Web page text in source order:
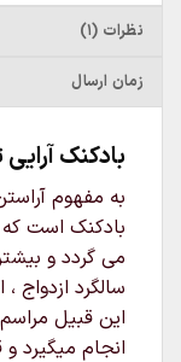
نظرات (1)
زمان ارسال
بادکنک
به مفهوم
بادکنک است
می گردد و
سالگرد ازدواج
این قبیل
انجام میگیرد